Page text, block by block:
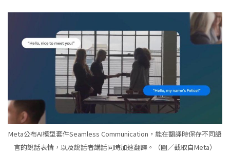
Meta公布AI模型套件Seamless Communication，能在翻譯時保存不同語
言的說話表情，以及說話者講話同時加速翻譯。（圖／截取自Meta）